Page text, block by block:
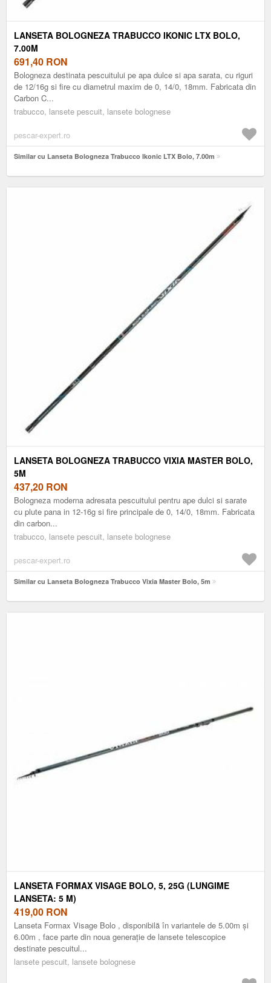
LANSETA BOLOGNEZA TRABUCCO IKONIC LTX BOLO,
7.00M
691,40 RON
Bologneza destinata pescuitului pe apa dulce si apa sarata, cu riguri
de 12/16g si fire cu diametrul maxim de 0, 14/0, 18mm. Fabricata din
Carbon C...
trabucco, lansete pescuit, lansete bolognese
pescar-expert.ro
Similar cu Lanseta Bologneza Trabucco Ikonic LTX Bolo, 7.00m
LANSETA BOLOGNEZA TRABUCCO VIXIA MASTER BOLO,
5M
437,20 RON
Bologneza moderna adresata pescuitului pentru ape dulci si sarate
cu plute pana in 12-16g si fire principale de 0, 14/0, 18mm. Fabricata
din carbon...
trabucco, lansete pescuit, lansete bolognese
pescar-expert.ro
Similar cu Lanseta Bologneza Trabucco Vixia Master Bolo, 5m
LANSETA FORMAX VISAGE BOLO, 5, 25G (LUNGIME
LANSETA: 5 M)
419,00 RON
Lanseta Formax Visage Bolo , disponibilă în variantele de 5.00m și
6.00m , face parte din noua generație de lansete telescopice
destinate pescuitul...
lansete pescuit, lansete bolognese